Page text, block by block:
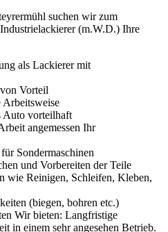
suchen wir zum
(m.W.D.) Ihre
als Lackierer mit
Vorteil
Arbeitsweise
Auto vorteilhaft
angemessen Ihr
Sondermaschinen
und Vorbereiten der Teile
wie Reinigen, Schleifen, Kleben,
(biegen, bohren etc.)
Wir bieten: Langfristige
in einem sehr angesehen Betrieb.